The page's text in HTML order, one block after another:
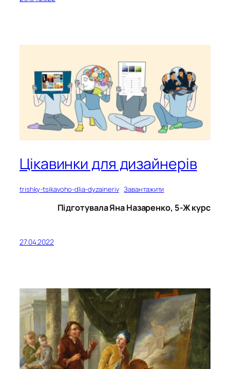
Цікавинки для дизайнерів
trishky-tsikavoho-dlia-dyzaineriv Завантажити
Підготувала Яна Назаренко, 5-Ж курс
27.04.2022